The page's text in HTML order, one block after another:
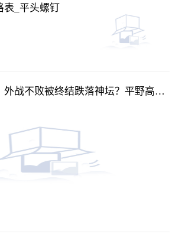
表_平头螺钉
外战不败被终结跌落神坛？平野高兴